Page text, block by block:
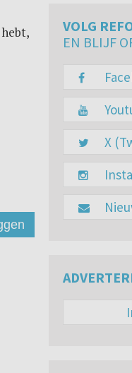
VOLG
EN BLIJF
X